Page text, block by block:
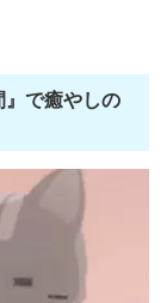
で癒やしの